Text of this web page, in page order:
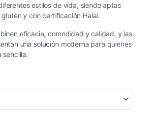
estilos de vida, siendo aptas
y con certificación Halal.
eficacia, comodidad y calidad, y las
una solución moderna para quienes
sencilla.